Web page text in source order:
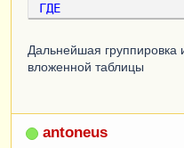
ТабДокОрг.Область(
но+"C5"). Объединить
ТабДок.ПроверитьВывод
ГДЕ
ИТОГИ
Дальнейшая группировка
вложенной таблицы
antoneus